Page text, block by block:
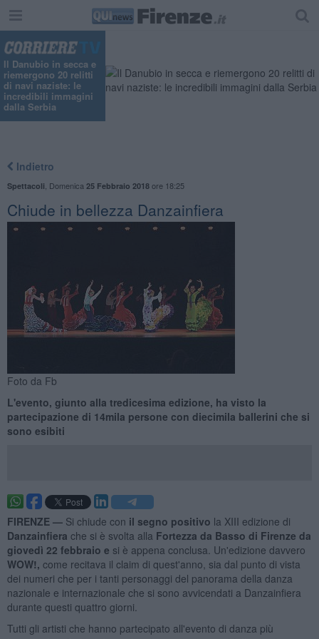
Il Danubio in secca e
riemergono 20 relitti
di navi naziste: le
incredibili immagini
dalla Serbia
Indietro
Spettacoli Domenica 25 Febbraio 2018ore 18:25
Chiude in bellezza Danzainfiera
Foto da Fb
L'evento, giunto alla tredicesima edizione, ha visto la
partecipazione di 14mila persone con diecimila ballerini che si
sono esibiti
FIRENZE — Si chiude con il segno positivo la XIII edizione di
Danzainfiera che si è svolta alla Fortezza da Basso di Firenze da
giovedì 22 febbraio e si è appena conclusa. Un'edizione davvero
WOW!, come recitava il claim di quest'anno, sia dal punto di vista
dei numeri che per i tanti personaggi del panorama della danza
nazionale e internazionale che si sono avvicendati a Danzainfiera
durante questi quattro giorni.
Tutti gli artisti che hanno partecipato all'evento di danza più